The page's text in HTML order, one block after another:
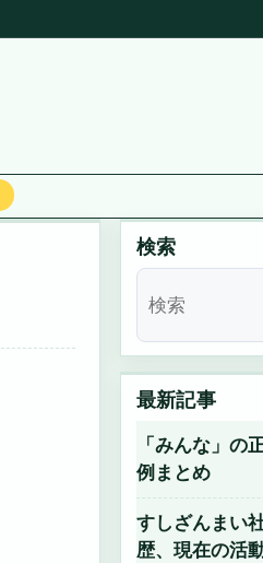
検索
最新記事
「みんな」の
例まとめ
すしざんまい
歴、現在の活